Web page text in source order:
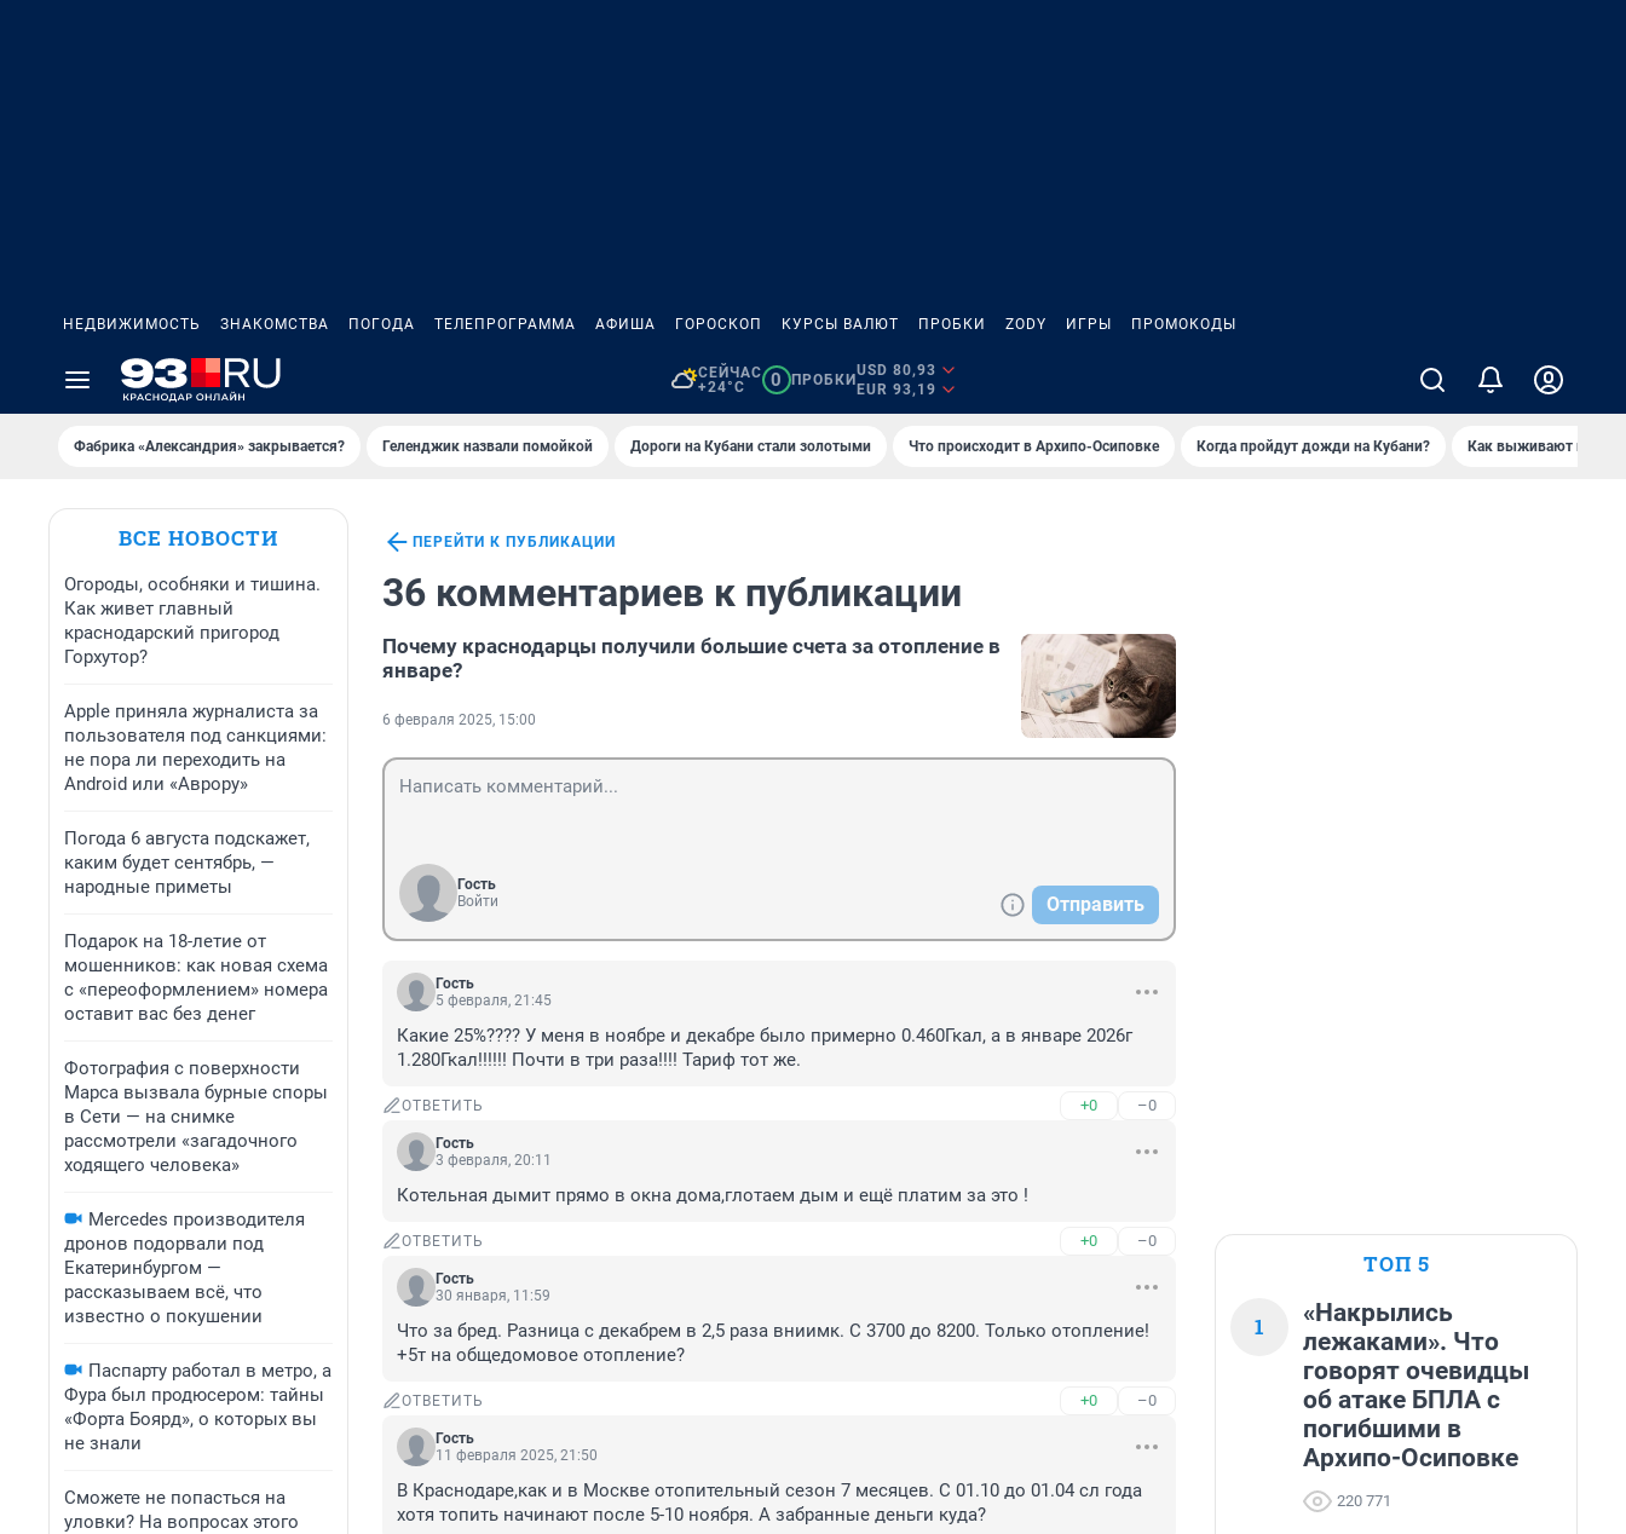
НЕДВИЖИМОСТЬ ЗНАКОМСТВА ПОГОДА ТЕЛЕПРОГРАММА АФИША ГОРОСКОП КУРСЫ ВАЛЮТ ПРОБКИ ZODY ИГРЫ ПРОМОКОДЫ
СЕЙЧАС
+24°C
0 ПРОБКИ
USD 80,93
EUR 93,19
Фабрика «Александрия» закрывается? Геленджик назвали помойкой Дороги на Кубани стали золотыми Что происходит в Архипо-Осиповке Когда пройдут дожди на Кубани? Как выживают
ВСЕ НОВОСТИ
Огороды, особняки и тишина.
Как живет главный
краснодарский пригород
Горхутор?
Apple приняла журналиста за
пользователя под санкциями:
не пора ли переходить на
Android или «Аврору»
Погода 6 августа подскажет,
каким будет сентябрь, —
народные приметы
Подарок на 18-летие от
мошенников: как новая схема
с «переоформлением» номера
оставит вас без денег
Фотография с поверхности
Марса вызвала бурные споры
в Сети — на снимке
рассмотрели «загадочного
ходящего человека»
Mercedes производителя
дронов подорвали под
Екатеринбургом —
рассказываем всё, что
известно о покушении
Паспарту работал в метро, а
Фура был продюсером: тайны
«Форта Боярд», о которых вы
не знали
Сможете не попасться на
уловки? На вопросах этого
ПЕРЕЙТИ К ПУБЛИКАЦИИ
36 комментариев к публикации
Почему краснодарцы получили большие счета за отопление в
январе?
6 февраля 2025, 15:00
Гость
Войти
Отправить
Гость
5 февраля, 21:45
Какие 25%???? У меня в ноябре и декабре было примерно 0.460Гкал, а в январе 2026г
1.280Гкал!!!!!! Почти в три раза!!!! Тариф тот же.
ОТВЕТИТЬ +0 –0
Гость
3 февраля, 20:11
Котельная дымит прямо в окна дома,глотаем дым и ещё платим за это !
ОТВЕТИТЬ +0 –0
Гость
30 января, 11:59
Что за бред. Разница с декабрем в 2,5 раза вниимк. С 3700 до 8200. Только отопление!
+5т на общедомовое отопление?
ОТВЕТИТЬ +0 –0
Гость
11 февраля 2025, 21:50
В Краснодаре,как и в Москве отопительный сезон 7 месяцев. С 01.10 до 01.04 сл года
хотя топить начинают после 5-10 ноября. А забранные деньги куда?
ТОП 5
1
«Накрылись
лежаками». Что
говорят очевидцы
об атаке БПЛА с
погибшими в
Архипо-Осиповке
220 771